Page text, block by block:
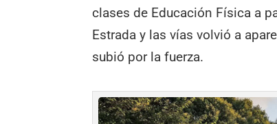
clases de Educación Física a
Estrada y las vías volvió a
subió por la fuerza.